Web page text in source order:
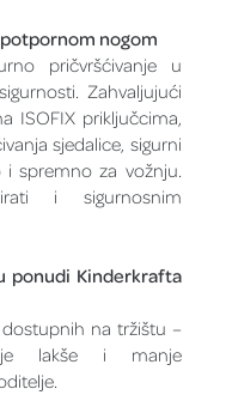
nogom
pričvršćivanje u
Zahvaljujući
ISOFIX priključcima,
sjedalice, sigurni
i spremno za vožnju.
i sigurnosnim
ponudi Kinderkrafta
na tržištu –
lakše i manje